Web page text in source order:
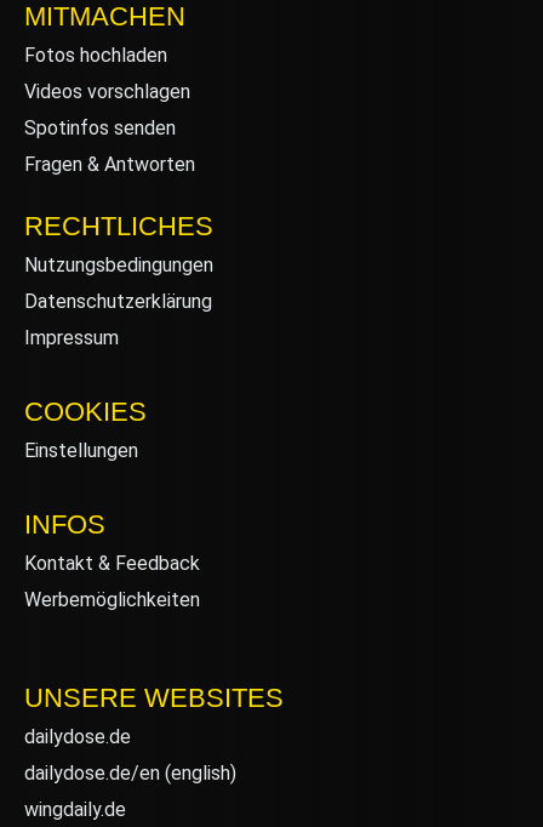
MITMACHEN
Fotos hochladen
Videos vorschlagen
Spotinfos senden
Fragen & Antworten
RECHTLICHES
Nutzungsbedingungen
Datenschutzerklärung
Impressum
COOKIES
Einstellungen
INFOS
Kontakt & Feedback
Werbemöglichkeiten
UNSERE WEBSITES
dailydose.de
dailydose.de/en (english)
wingdaily.de